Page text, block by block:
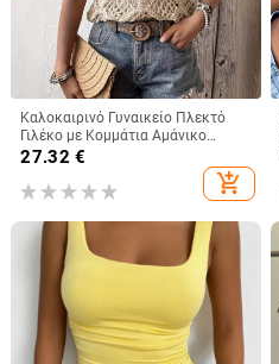
Καλοκαιρινό Γυναικείο Πλεκτό
Γιλέκο με Κομμάτια Αμάνικο
Καλοκαιρινό Μποέμικο Τοπ με
27.32 €
add_shopping_cart